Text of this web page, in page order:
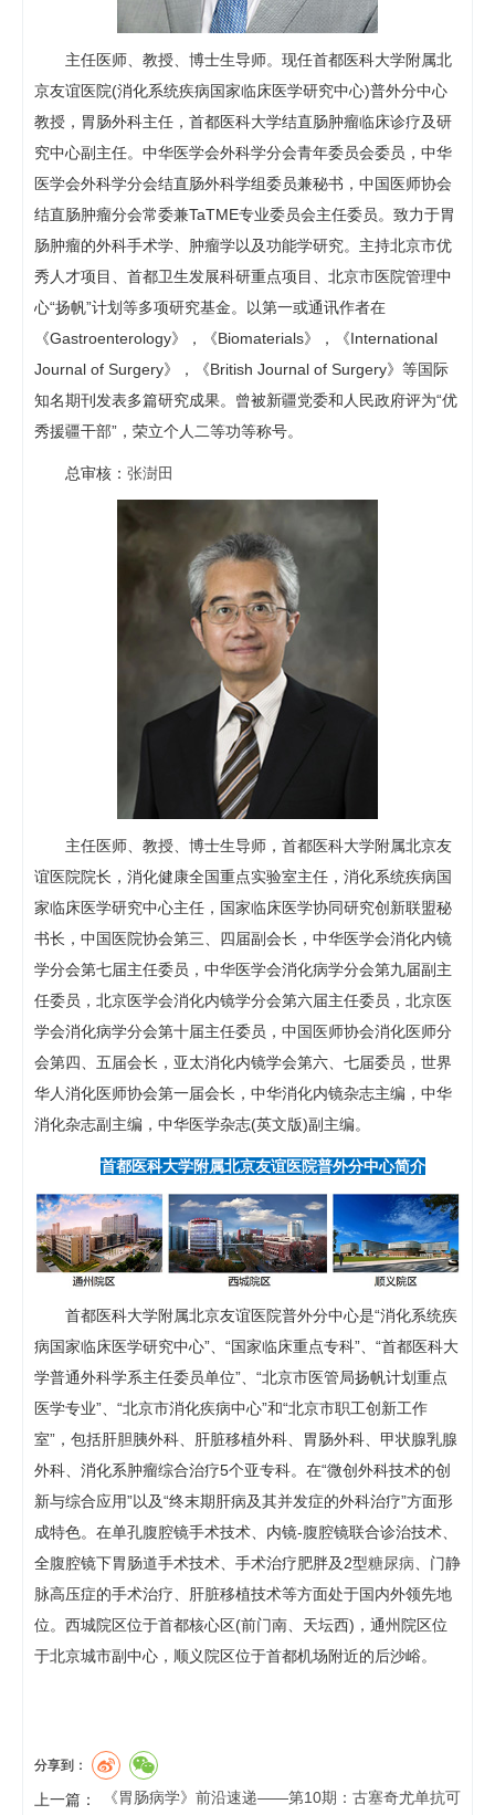
主任医师、教授、博士生导师。现任首都医科大学附属北
京友谊医院(消化系统疾病国家临床医学研究中心)普外分中心
教授，胃肠外科主任，首都医科大学结直肠肿瘤临床诊疗及研
究中心副主任。中华医学会外科学分会青年委员会委员，中华
医学会外科学分会结直肠外科学组委员兼秘书，中国医师协会
结直肠肿瘤分会常委兼TaTME专业委员会主任委员。致力于胃
肠肿瘤的外科手术学、肿瘤学以及功能学研究。主持北京市优
秀人才项目、首都卫生发展科研重点项目、北京市医院管理中
心“扬帆”计划等多项研究基金。以第一或通讯作者在
《Gastroenterology》，《Biomaterials》，《International
Journal of Surgery》，《British Journal of Surgery》等国际
知名期刊发表多篇研究成果。曾被新疆党委和人民政府评为“优
秀援疆干部”，荣立个人二等功等称号。
总审核： 张澍田
主任医师、教授、博士生导师，首都医科大学附属北京友
谊医院院长，消化健康全国重点实验室主任，消化系统疾病国
家临床医学研究中心主任，国家临床医学协同研究创新联盟秘
书长，中国医院协会第三、四届副会长，中华医学会消化内镜
学分会第七届主任委员，中华医学会消化病学分会第九届副主
任委员，北京医学会消化内镜学分会第六届主任委员，北京医
学会消化病学分会第十届主任委员，中国医师协会消化医师分
会第四、五届会长，亚太消化内镜学会第六、七届委员，世界
华人消化医师协会第一届会长，中华消化内镜杂志主编，中华
消化杂志副主编，中华医学杂志(英文版)副主编。
首都医科大学附属北京友谊医院普外分中心简介
首都医科大学附属北京友谊医院普外分中心是“消化系统疾
病国家临床医学研究中心”、“国家临床重点专科”、“首都医科大
学普通外科学系主任委员单位”、“北京市医管局扬帆计划重点
医学专业”、“北京市消化疾病中心”和“北京市职工创新工作
室”，包括肝胆胰外科、肝脏移植外科、胃肠外科、甲状腺乳腺
外科、消化系肿瘤综合治疗5个亚专科。在“微创外科技术的创
新与综合应用”以及“终末期肝病及其并发症的外科治疗”方面形
成特色。在单孔腹腔镜手术技术、内镜-腹腔镜联合诊治技术、
全腹腔镜下胃肠道手术技术、手术治疗肥胖及2型糖尿病 、门静
脉高压症的手术治疗、肝脏移植技术等方面处于国内外领先地
位。西城院区位于首都核心区(前门南、天坛西)，通州院区位
于北京城市副中心，顺义院区位于首都机场附近的后沙峪。
分享到：
上一篇： 《胃肠病学》前沿速递——第10期：古塞奇尤单抗可